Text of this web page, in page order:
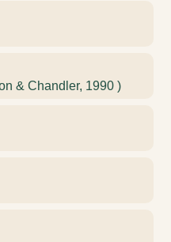
& Chandler, 1990 )